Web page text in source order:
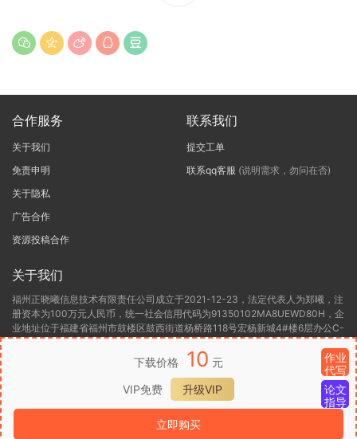
下载价格 10 元
VIP免费
升级VIP
立即购买
合作服务
关于我们
免责申明
关于隐私
广告合作
资源投稿合作
联系我们
提交工单
联系qq客服 (说明需求，勿问在否)
关于我们
福州正晓曦信息技术有限责任公司成立于2021-12-23，法定代表人为郑曦，注
册资本为100万元人民币，统一社会信用代码为91350102MA8UEWD80H，企
业地址位于福建省福州市鼓楼区鼓西街道杨桥路118号宏杨新城4#楼6层办公C-
6，所属行业为软件和信息技术服务业，经营范围包含:一般项目:信息技术咨询
服务(除依法须经批准的项目外，凭营业执照依法自主开展经营活动)许可项目:
第二类增值电信业务(依法须经批准的项目，经相关部门批准后方可开展经营活
动，具体经营项目以相关部门批准文件或许可证件为准)。福州正晓曦信息技术
有限责任公司目前的经营状态为存续(在营，开业、在册)。
闽B2-20220416
作业
代写
论文
指导